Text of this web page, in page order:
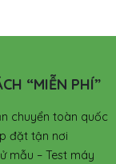
“MIỄN PHÍ”
chuyển toàn quốc
đặt tận nơi
mẫu – Test máy